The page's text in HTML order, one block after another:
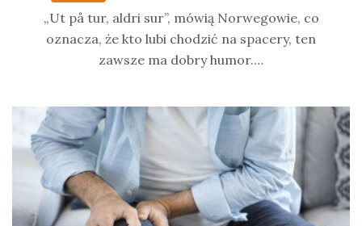
„Ut på tur, aldri sur”, mówią Norwegowie, co
oznacza, że kto lubi chodzić na spacery, ten
zawsze ma dobry humor.…